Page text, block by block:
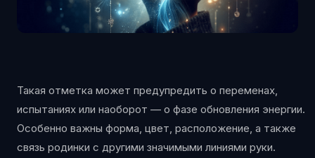
Такая отметка может предупредить о переменах,
испытаниях или наоборот — о фазе обновления энергии.
Особенно важны форма, цвет, расположение, а также
связь родинки с другими значимыми линиями руки.